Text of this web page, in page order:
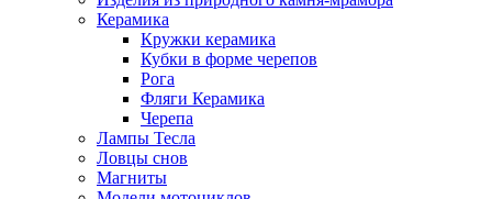
Керамика
Кружки керамика
Кубки в форме черепов
Рога
Фляги Керамика
Черепа
Лампы Тесла
Ловцы снов
Магниты